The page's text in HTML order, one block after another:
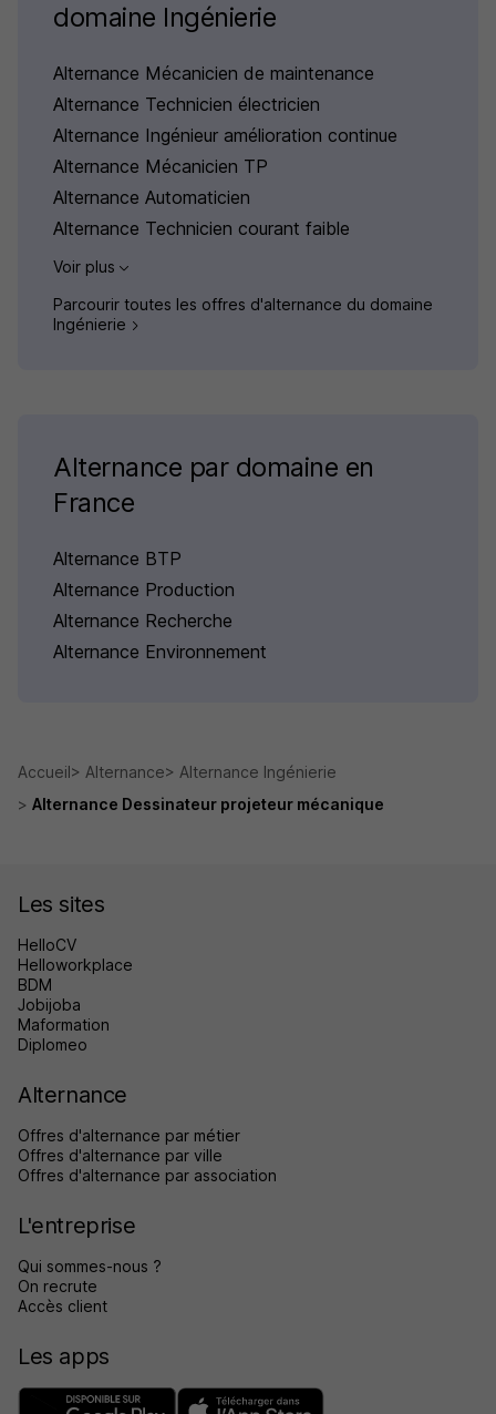
domaine Ingénierie
Alternance Mécanicien de maintenance
Alternance Technicien électricien
Alternance Ingénieur amélioration continue
Alternance Mécanicien TP
Alternance Automaticien
Alternance Technicien courant faible
Voir plus
Parcourir toutes les offres d'alternance du domaine
Ingénierie
Alternance par domaine en
France
Alternance BTP
Alternance Production
Alternance Recherche
Alternance Environnement
Accueil Alternance
Alternance Ingénierie
Alternance Dessinateur projeteur mécanique
Les sites
HelloCV
Helloworkplace
BDM
Jobijoba
Maformation
Diplomeo
Alternance
Offres d'alternance par métier
Offres d'alternance par ville
Offres d'alternance par association
L'entreprise
Qui sommes-nous ?
On recrute
Accès client
Les apps